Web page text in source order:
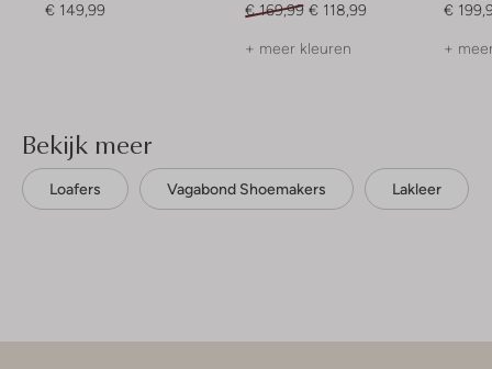
€ 149,99
€ 169,99 € 118,99
+ meer kleuren
€
+
Bekijk meer
Loafers Vagabond Shoemakers Lakleer